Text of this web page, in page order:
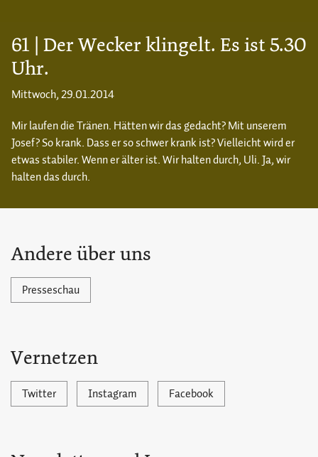
61 | Der Wecker klingelt. Es ist 5.30
Uhr.
Mittwoch, 29.01.2014
Mir laufen die Tränen. Hätten wir das gedacht? Mit unserem
Josef? So krank. Dass er so schwer krank ist? Vielleicht wird er
etwas stabiler. Wenn er älter ist. Wir halten durch, Uli. Ja, wir
halten das durch.
Andere über uns
Presseschau
Vernetzen
Twitter Instagram Facebook